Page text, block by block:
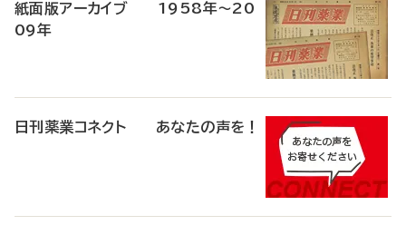
紙面版アーカイブ 1958年～20
09年
日刊薬業コネクト あなたの声を！